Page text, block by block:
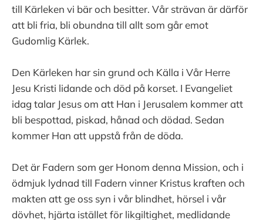
till Kärleken vi bär och besitter. Vår strävan är därför
att bli fria, bli obundna till allt som går emot
Gudomlig Kärlek.
Den Kärleken har sin grund och Källa i Vår Herre
Jesu Kristi lidande och död på korset. I Evangeliet
idag talar Jesus om att Han i Jerusalem kommer att
bli bespottad, piskad, hånad och dödad. Sedan
kommer Han att uppstå från de döda.
Det är Fadern som ger Honom denna Mission, och i
ödmjuk lydnad till Fadern vinner Kristus kraften och
makten att ge oss syn i vår blindhet, hörsel i vår
dövhet, hjärta istället för likgiltighet, medlidande